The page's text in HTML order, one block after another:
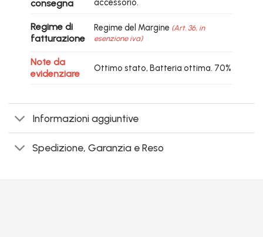
consegna
accessorio.
Regime di
fatturazione
Regime del Margine (Art. 36, in
esenzione iva)
Note da
evidenziare
Ottimo stato, Batteria ottima. 70%
Informazioni aggiuntive
Spedizione, Garanzia e Reso